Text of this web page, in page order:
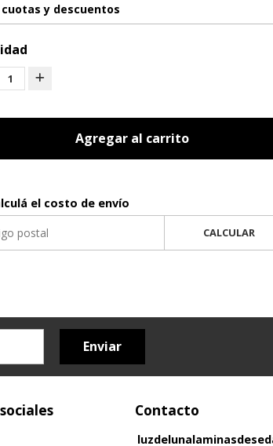
cuotas y descuentos
1
Agregar al carrito
el costo de envío
CALCULAR
Enviar
Contacto